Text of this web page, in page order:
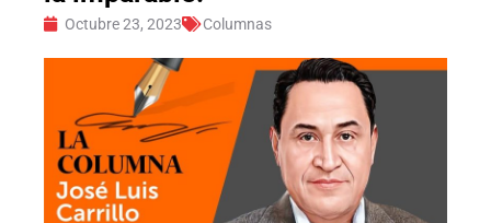
Octubre 23, 2023 Columnas